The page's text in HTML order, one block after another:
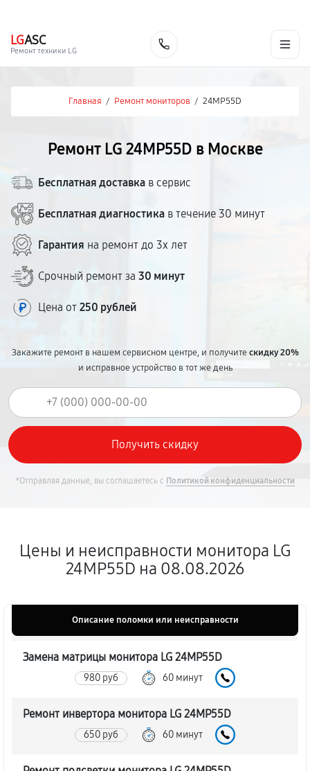
LGASC
Ремонт техники LG
Главная / Ремонт мониторов / 24MP55D
Ремонт LG 24MP55D в Москве
Бесплатная доставка в сервис
Бесплатная диагностика в течение 30 минут
Гарантия на ремонт до 3х лет
Срочный ремонт за 30 минут
Цена от 250 рублей
Закажите ремонт в нашем сервисном центре, и получитескидку 20%
и исправное устройство в тот же день
*Отправляя данные, вы соглашаетесь с Политикой конфиденциальности
Цены и неисправности монитора LG
24MP55D на 08.08.2026
Описание поломки или неисправности
Замена матрицы монитора LG 24MP55D
980 руб 60 минут
Ремонт инвертора монитора LG 24MP55D
650 руб 60 минут